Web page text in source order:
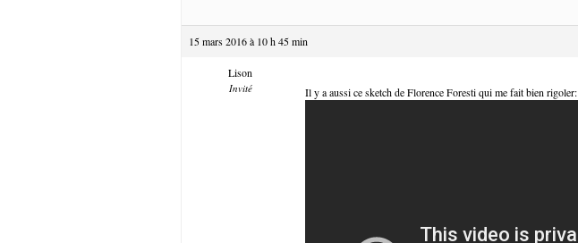
15 mars 2016 à 10 h 45 min
Lison
Invité Il y a aussi ce sketch de Florence Foresti qui me fait bien rigoler: